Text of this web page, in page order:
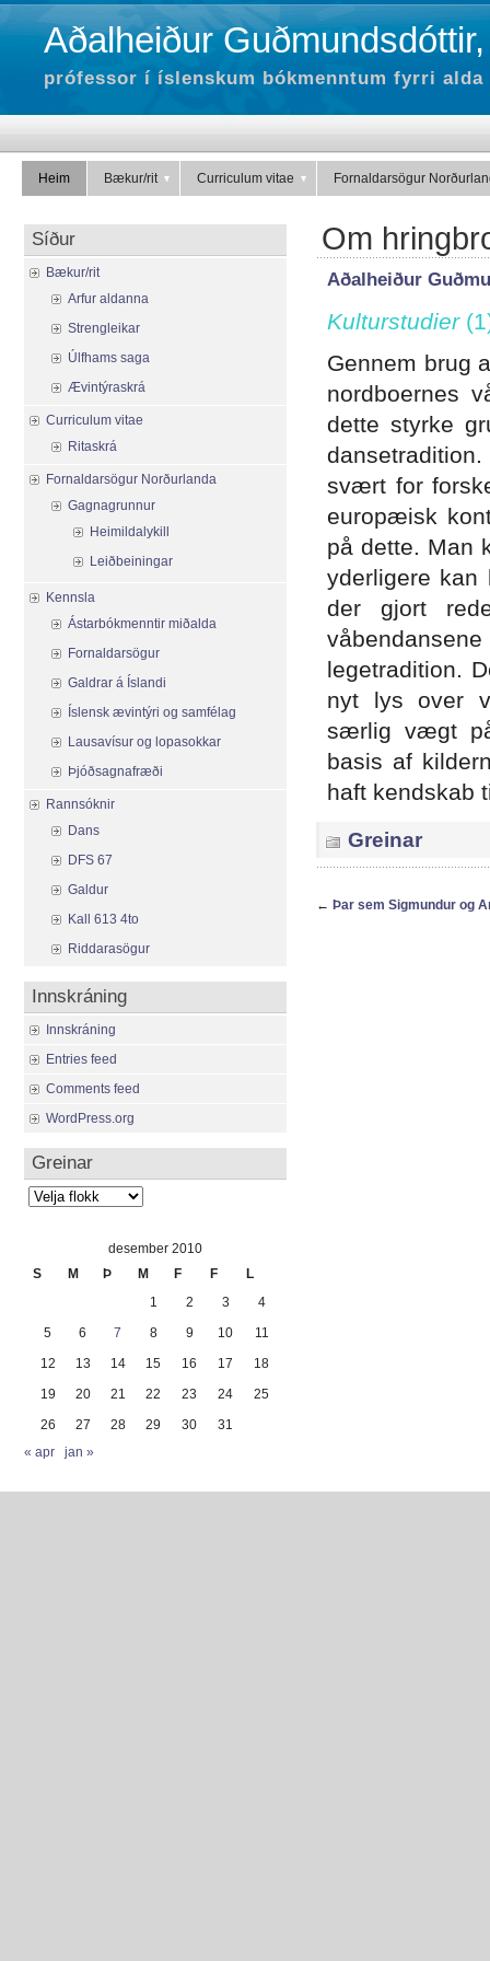
Aðalheiður Guðmundsdóttir,
prófessor í íslenskum bókmenntum fyrri alda
Heim Bækur/rit Curriculum vitae Fornaldarsögur
Om
Aðalheiður
Kulturstudier
Gennem brug
nordboernes
dette styrke
svært for
europæisk
på dette. Man
yderligere
der gjort
legetradition.
nyt lys over
særlig vægt
basis af
haft
Greinar
← Þar sem Sigmundur og
Síður
Bækur/rit
Arfur aldanna
Strengleikar
Úlfhams saga
Ævintýraskrá
Curriculum vitae
Ritaskrá
Fornaldarsögur Norðurlanda
Gagnagrunnur
Heimildalykill
Leiðbeiningar
Kennsla
Ástarbókmenntir miðalda
Fornaldarsögur
Galdrar á Íslandi
Íslensk ævintýri og samfélag
Lausavísur og lopasokkar
Þjóðsagnafræði
Rannsóknir
Dans
DFS 67
Galdur
Kall 613 4to
Riddarasögur
Innskráning
Innskráning
Entries feed
Comments feed
WordPress.org
Greinar
Greinar
desember 2010
S
M Þ M F F
L
1
2 3
4
5
6 7 8 9 10
11
12
13 14 15 16 17
18
19
20 21 22 23 24
25
26
27 28 29 30
31
« apr
jan »